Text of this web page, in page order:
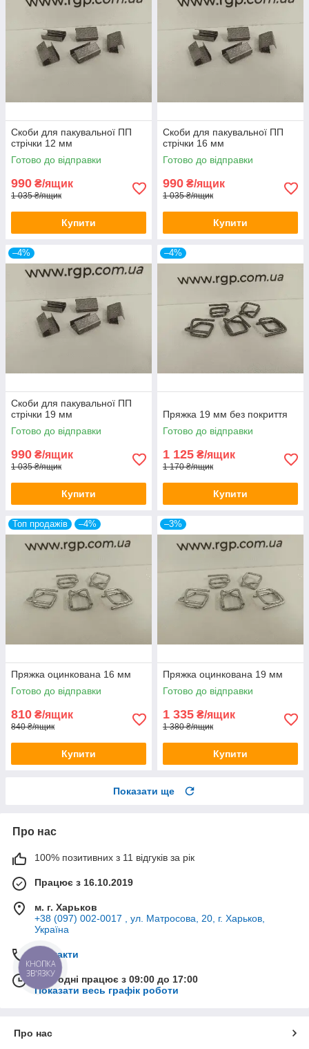
Скоби для пакувальної ПП
стрічки 12 мм
Готово до відправки
990 ₴/ящик
1 035 ₴/ящик
Купити
Скоби для пакувальної ПП
стрічки 16 мм
Готово до відправки
990 ₴/ящик
1 035 ₴/ящик
Купити
–4%
Скоби для пакувальної ПП
стрічки 19 мм
Готово до відправки
990 ₴/ящик
1 035 ₴/ящик
Купити
–4%
Пряжка 19 мм без покриття
Готово до відправки
1 125 ₴/ящик
1 170 ₴/ящик
Купити
Топ продажів –4%
Пряжка оцинкована 16 мм
Готово до відправки
810 ₴/ящик
840 ₴/ящик
Купити
–3%
Пряжка оцинкована 19 мм
Готово до відправки
1 335 ₴/ящик
1 380 ₴/ящик
Купити
Показати ще
Про нас
100% позитивних з 11 відгуків за рік
Працює з 16.10.2019
м. г. Харьков
+38 (097) 002-0017 , ул. Матросова, 20, г. Харьков,
Україна
Контакти
Сьогодні працює з 09:00 до 17:00
Показати весь графік роботи
Про нас
КНОПКА
ЗВ'ЯЗКУ